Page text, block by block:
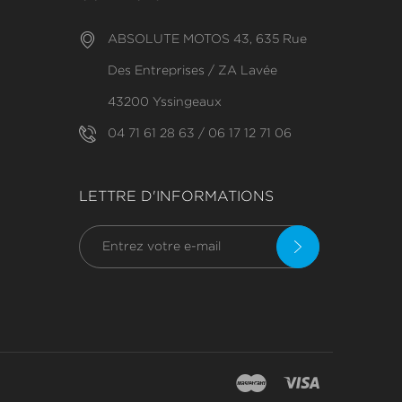
ABSOLUTE MOTOS 43, 635 Rue
Des Entreprises / ZA Lavée
43200 Yssingeaux
04 71 61 28 63 / 06 17 12 71 06
LETTRE D'INFORMATIONS